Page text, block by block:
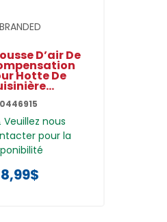
D’air De
Hotte De
Veuillez nous
pour la